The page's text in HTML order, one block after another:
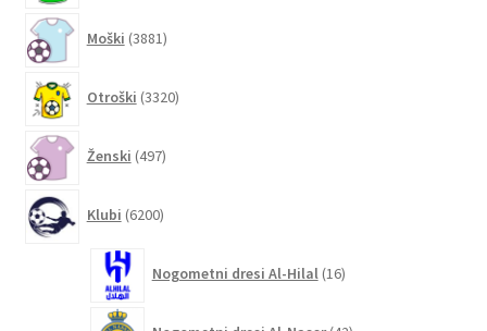
Moški 3881izdelkov
Otroški 3320izdelkov
Ženski 497izdelkov
Klubi 6200izdelkov
Nogometni dresi Al-Hilal 16izdelkov